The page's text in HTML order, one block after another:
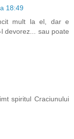
18:49
mult la el, dar e
devorez... sau poate
spiritul Craciunului